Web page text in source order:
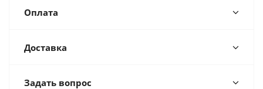
Оплата
Доставка
Задать вопрос